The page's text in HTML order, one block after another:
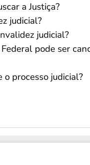
a Justiça?
judicial?
judicial?
pode ser
processo judicial?